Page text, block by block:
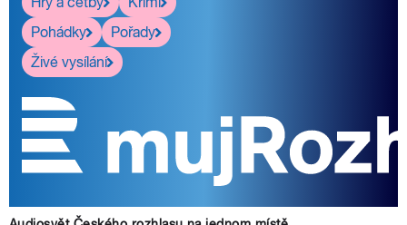
Pohádky
Pořady
Živé vysílání